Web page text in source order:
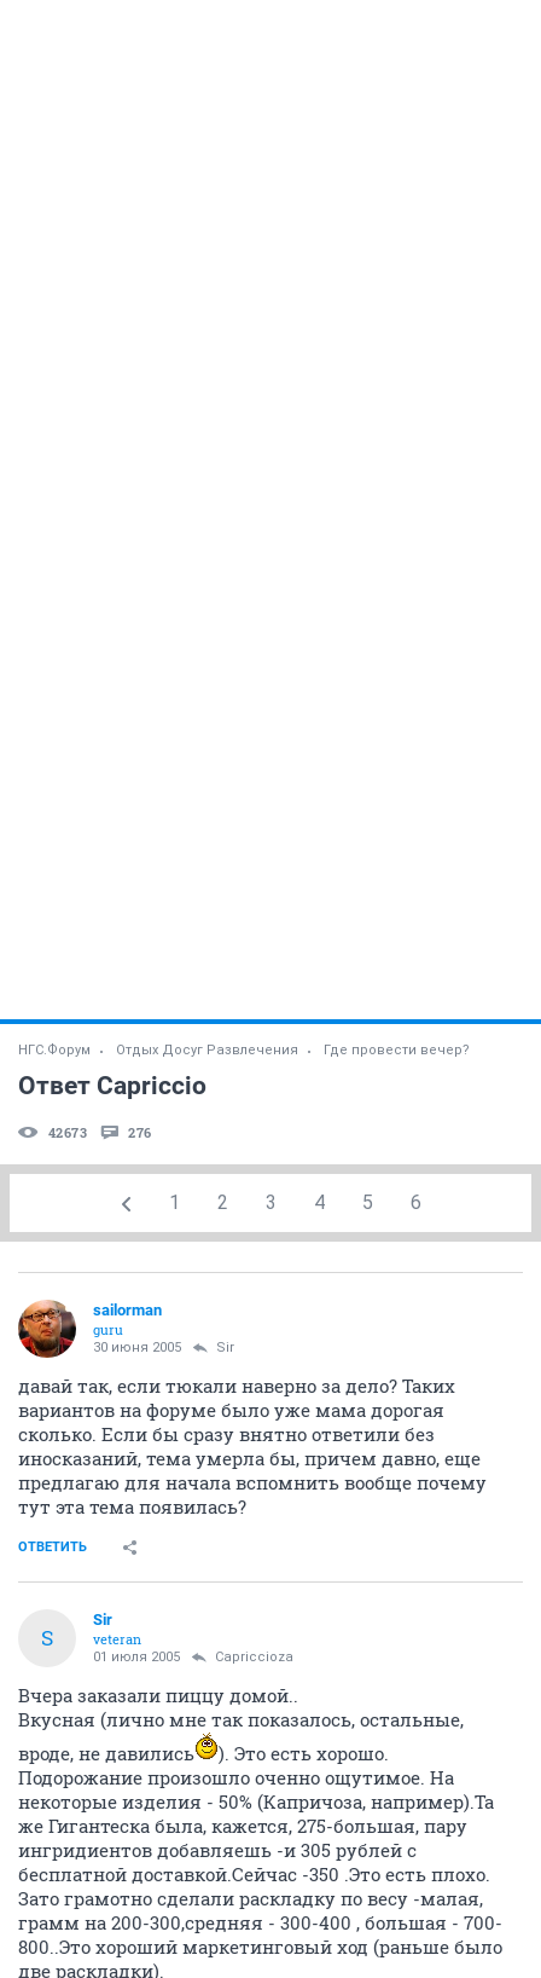
НГС.Форум Отдых Досуг Развлечения Где провести вечер?
Ответ Capriccio
42673 276
1 2 3 4 5 6
sailorman
guru
30 июня 2005 Sir
давай так, если тюкали наверно за дело? Таких
вариантов на форуме было уже мама дорогая
сколько. Если бы сразу внятно ответили без
иносказаний, тема умерла бы, причем давно, еще
предлагаю для начала вспомнить вообще почему
тут эта тема появилась?
ОТВЕТИТЬ
S
Sir
veteran
01 июля 2005 Capriccioza
Вчера заказали пиццу домой..
Вкусная (лично мне так показалось, остальные,
вроде, не давились
). Это есть хорошо.
Подорожание произошло оченно ощутимое. На
некоторые изделия - 50% (Капричоза, например).Та
же Гигантеска была, кажется, 275-большая, пару
ингридиентов добавляешь -и 305 рублей с
бесплатной доставкой.Сейчас -350 .Это есть плохо.
Зато грамотно сделали раскладку по весу -малая,
грамм на 200-300,средняя - 300-400 , большая - 700-
800..Это хороший маркетинговый ход (раньше было
две раскладки).